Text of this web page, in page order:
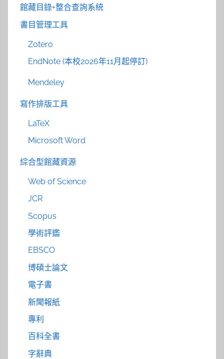
館藏目錄+整合查詢系統
書目管理工具
Zotero
EndNote (本校2026年11月起停訂)
Mendeley
寫作排版工具
LaTeX
Microsoft Word
綜合型館藏資源
Web of Science
JCR
Scopus
學術評鑑
EBSCO
博碩士論文
電子書
新聞報紙
專利
百科全書
字辭典